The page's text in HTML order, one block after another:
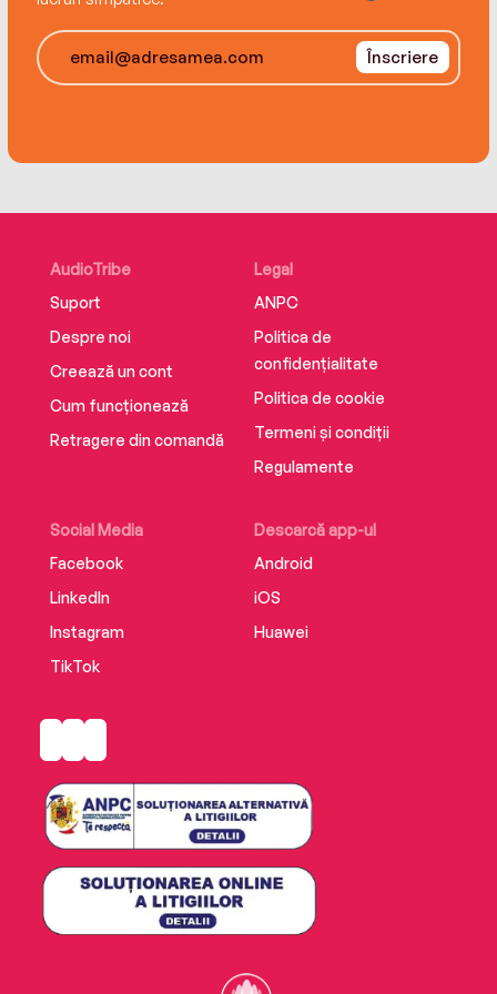
murderous, and the romantic’ Kirkus Reviews,
STARRED review
and Teeth
Înscriere
AudioTribe
Suport
Despre noi
Creează un cont
Cum funcționează
Retragere din comandă
Social Media
Facebook
LinkedIn
Instagram
TikTok
Descarcă app-ul
Android
iOS
Huawei
Legal
ANPC
Politica de
confidențialitate
Politica de cookie
Termeni și condiții
Regulamente